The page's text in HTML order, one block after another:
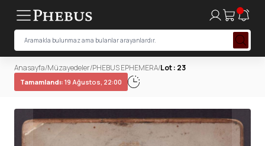
Anasayfa/Müzayedeler/PHEBUS EPHEMERA/Lot : 23
Tamamlandı: 19 Ağustos, 22:00